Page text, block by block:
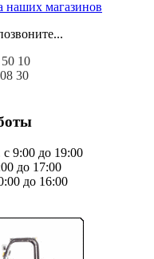
наших магазинов
10
30
с 9:00 до 19:00
до 17:00
до 16:00